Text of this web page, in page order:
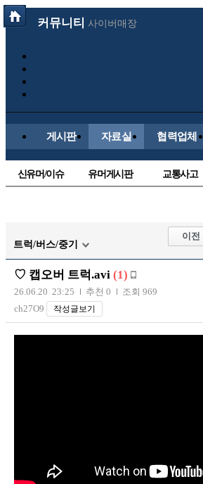
커뮤니티 사이버매장
게시판 자료실 협력업체
신유머/이슈 유머게시판 교통사고
레이싱모델
군사/무기 항공/해운/철도
장착시공사진
트럭/버스/중기
이전
♡ 캡오버 트럭.avi (1)
26.06.20 23:25 추천 0
조회 969
ch27O9
작성글보기